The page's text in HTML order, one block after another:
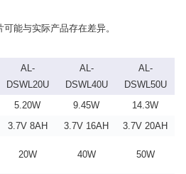
能与实际产品存在差异。
AL-
DSWL20U
AL-
DSWL40U
AL-
DSWL50U
5.20W 9.45W
14.3W
3.7V 8AH 3.7V 16AH
3.7V 20AH
20W 40W 50W